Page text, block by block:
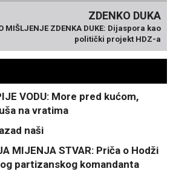
ZDENKO DUKA
MIŠLJENJE ZDENKA DUKE: Dijaspora kao
politički projekt HDZ-a
VODU: More pred kućom,
na vratima
naši
MIJENJA STVAR: Priča o Hodži
partizanskog komandanta